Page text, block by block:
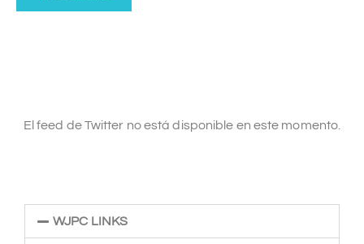
El feed de Twitter no está disponible en este momento.
WJPC LINKS